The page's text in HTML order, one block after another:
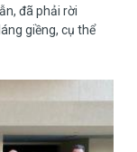
đã phải rời
giềng, cụ thể